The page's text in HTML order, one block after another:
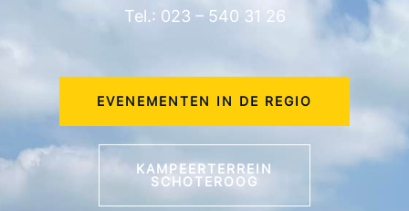
Tel.: 023 – 540 31 26
EVENEMENTEN IN DE REGIO
KAMPEERTERREIN
SCHOTEROOG